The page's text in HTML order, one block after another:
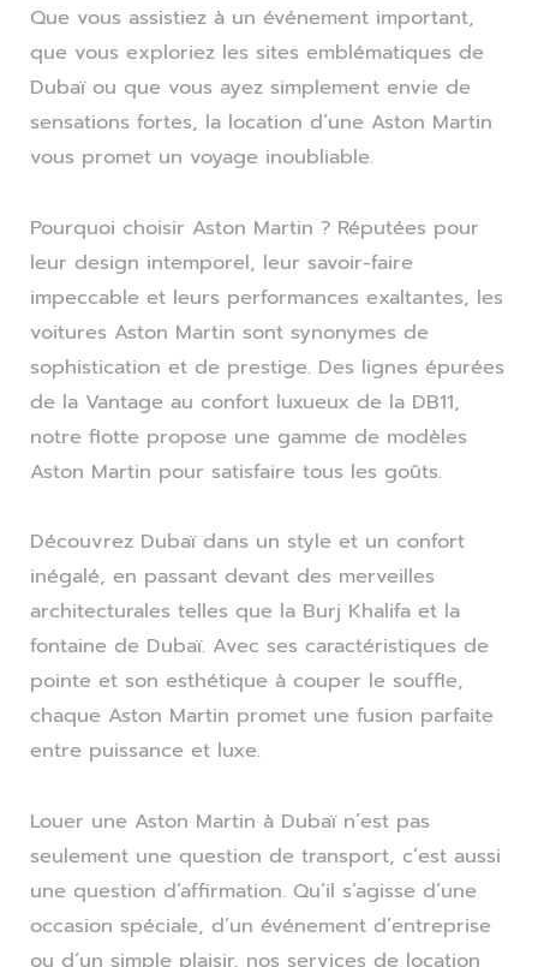
Que vous assistiez à un événement important,
que vous exploriez les sites emblématiques de
Dubaï ou que vous ayez simplement envie de
sensations fortes, la location d’une Aston Martin
vous promet un voyage inoubliable.
Pourquoi choisir Aston Martin ? Réputées pour
leur design intemporel, leur savoir-faire
impeccable et leurs performances exaltantes, les
voitures Aston Martin sont synonymes de
sophistication et de prestige. Des lignes épurées
de la Vantage au confort luxueux de la DB11,
notre flotte propose une gamme de modèles
Aston Martin pour satisfaire tous les goûts.
Découvrez Dubaï dans un style et un confort
inégalé, en passant devant des merveilles
architecturales telles que la Burj Khalifa et la
fontaine de Dubaï. Avec ses caractéristiques de
pointe et son esthétique à couper le souffle,
chaque Aston Martin promet une fusion parfaite
entre puissance et luxe.
Louer une Aston Martin à Dubaï n’est pas
seulement une question de transport, c’est aussi
une question d’affirmation. Qu’il s’agisse d’une
occasion spéciale, d’un événement d’entreprise
ou d’un simple plaisir, nos services de location